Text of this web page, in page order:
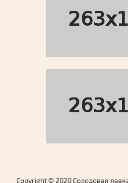
Copyright © 2020 Солодовая